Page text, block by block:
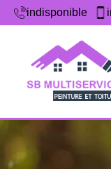
indisponible